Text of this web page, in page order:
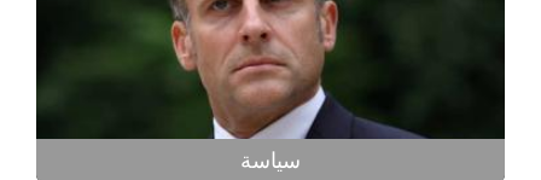
سياسة